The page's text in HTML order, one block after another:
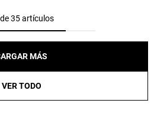
35 artículos
MÁS
VER TODO